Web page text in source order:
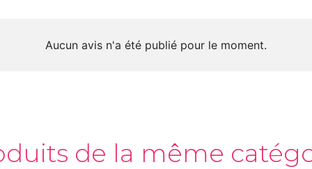
Aucun avis n'a été publié pour le moment.
de la même